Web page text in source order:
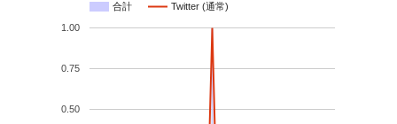
合計 Twitter (通常)
0.50
0.75
1.00